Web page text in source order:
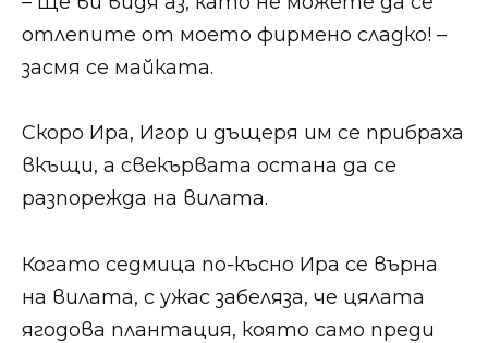
отлепите от моето фирмено сладко! –
засмя се майката.​​
​​Скоро Ира, Игор и дъщеря им се прибраха
вкъщи, а свекървата остана да се
разпорежда на вилата.​​
​​Когато седмица по-късно Ира се върна
на вилата, с ужас забеляза, че цялата
ягодова плантация, която само преди